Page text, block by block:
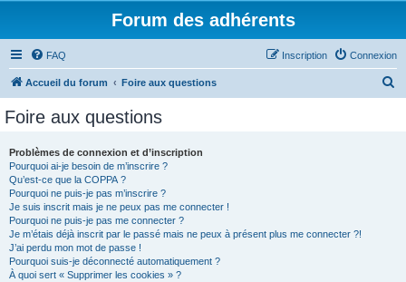
Forum des adhérents
FAQ Connexion
Inscription
Accueil du forum Foire aux questions
Foire aux questions
Problèmes de connexion et d’inscription
Pourquoi ai-je besoin de m’inscrire ?
Qu’est-ce que la COPPA ?
Pourquoi ne puis-je pas m’inscrire ?
Je suis inscrit mais je ne peux pas me connecter !
Pourquoi ne puis-je pas me connecter ?
Je m’étais déjà inscrit par le passé mais ne peux à présent plus me connecter ?!
J’ai perdu mon mot de passe !
Pourquoi suis-je déconnecté automatiquement ?
À quoi sert « Supprimer les cookies » ?